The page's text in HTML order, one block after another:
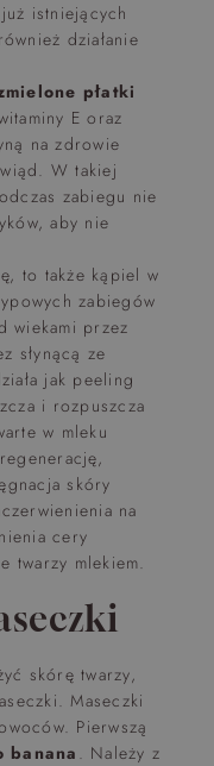
istniejących
działanie
płatki
E oraz
na zdrowie
W takiej
zabiegu nie
aby nie
to także kąpiel w
zabiegów
wiekami przez
słynącą ze
jak peeling
i rozpuszcza
w mleku
skóry
na
cery
twarzy mlekiem.
skórę twarzy,
Maseczki
Pierwszą
banana. Należy z